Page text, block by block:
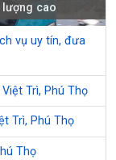
lượng cao
vụ uy tín, đưa
Trì, Phú Thọ
Trì, Phú Thọ
Thọ